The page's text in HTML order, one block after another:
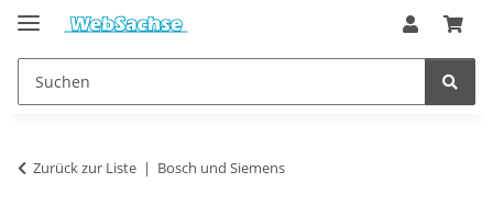
Zurück zur Liste Bosch und Siemens